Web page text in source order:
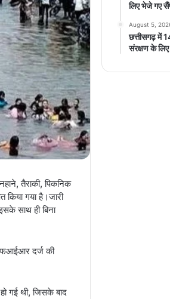
तैराकी, पिकनिक
किया गया है।जारी
साथ ही बिना
दर्ज की
गई थी, जिसके बाद
लिए भेजे गए
August 5,
छत्तीसगढ़ में
संरक्षण के